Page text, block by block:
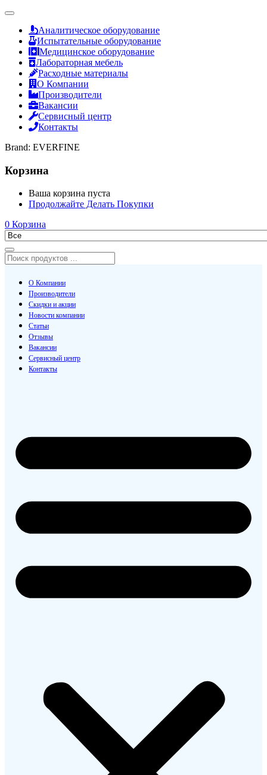
Аналитическое оборудование
Испытательные оборудование
Медицинское оборудование
Лабораторная мебель
Расходные материалы
О Компании
Производители
Вакансии
Сервисный центр
Контакты
Brand: EVERFINE
Корзина
Ваша корзина пуста
Продолжайте Делать Покупки
0 Корзина
О Компании
Производители
Скидки и акции
Новости компании
Статьи
Отзывы
Вакансии
Сервисный центр
Контакты